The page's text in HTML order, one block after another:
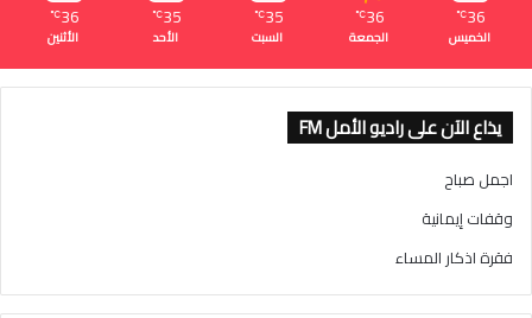
36
℃
الخميس
36
℃
الجمعة
35
℃
السبت
35
℃
الأحد
36
℃
الأثنين
يذاع الآن على راديو الأمل FM
اجمل صباح
وقفات إيمانية
فقرة اذكار المساء